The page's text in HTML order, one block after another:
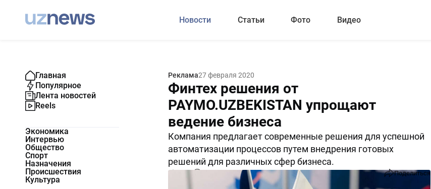
Новости Статьи Фото Видео
Главная
Популярное
Лента новостей
Reels
Экономика
Интервью
Общество
Спорт
Назначения
Происшествия
Культура
Реклама27 февраля 2020
Финтех решения от
PAYMO.UZBEKISTAN упрощают
ведение бизнеса
Компания предлагает современные решения для успешной
автоматизации процессов путем внедрения готовых
решений для различных сфер бизнеса.
Поделиться